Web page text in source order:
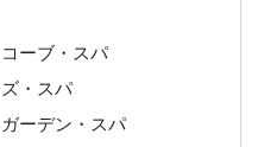
ーブ・スパ
・スパ
ーデン・スパ